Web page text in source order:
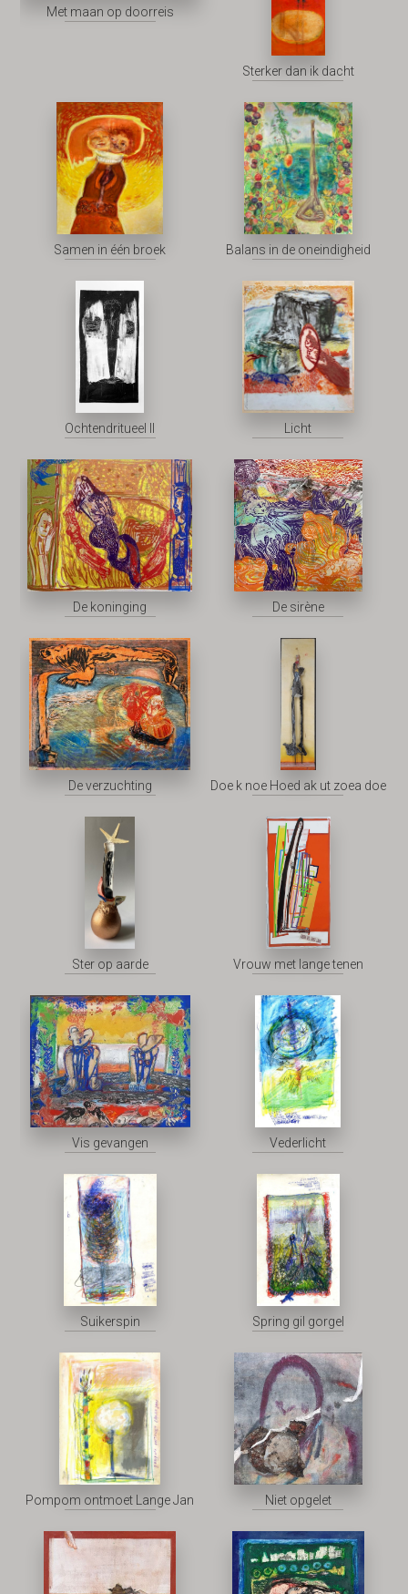
Met maan op doorreis
Sterker dan ik dacht
Samen in één broek Balans in de oneindigheid
Ochtendritueel II Licht
De koninging De sirène
De verzuchting Doe k noe Hoed ak ut zoea doe
Ster op aarde Vrouw met lange tenen
Vis gevangen Vederlicht
Suikerspin Spring gil gorgel
Pompom ontmoet Lange Jan Niet opgelet